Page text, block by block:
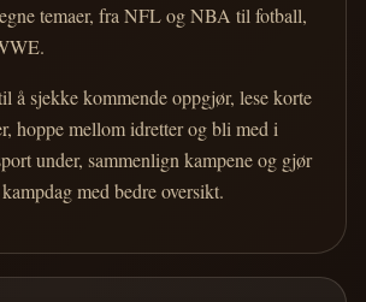
temaer, fra NFL og NBA til fotball,
å sjekke kommende oppgjør, lese korte
hoppe mellom idretter og bli med i
under, sammenlign kampene og gjør
med bedre oversikt.